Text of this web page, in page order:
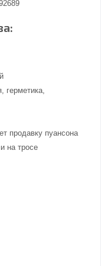
герметика,
продавку пуансона
на тросе